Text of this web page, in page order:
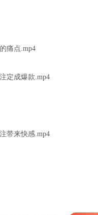
痛点.mp4
定成爆款.mp4
带来快感.mp4